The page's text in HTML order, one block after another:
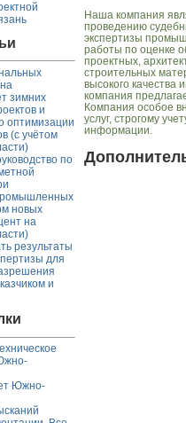
зимних
и
оптимизации
(с учётом
по
новых
на
результаты
для
и
Южно-
Наша компания
проведению
экспертизы
работы по оценке
проектных,
строительных
высокого качества
компания
Компания особое
услуг, строгому
информации.